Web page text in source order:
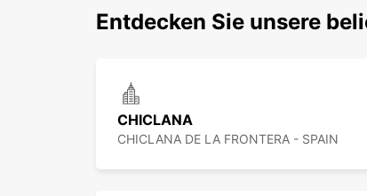
Entdecken Sie unsere
CHICLANA
CHICLANA DE LA FRONTERA - SPAIN